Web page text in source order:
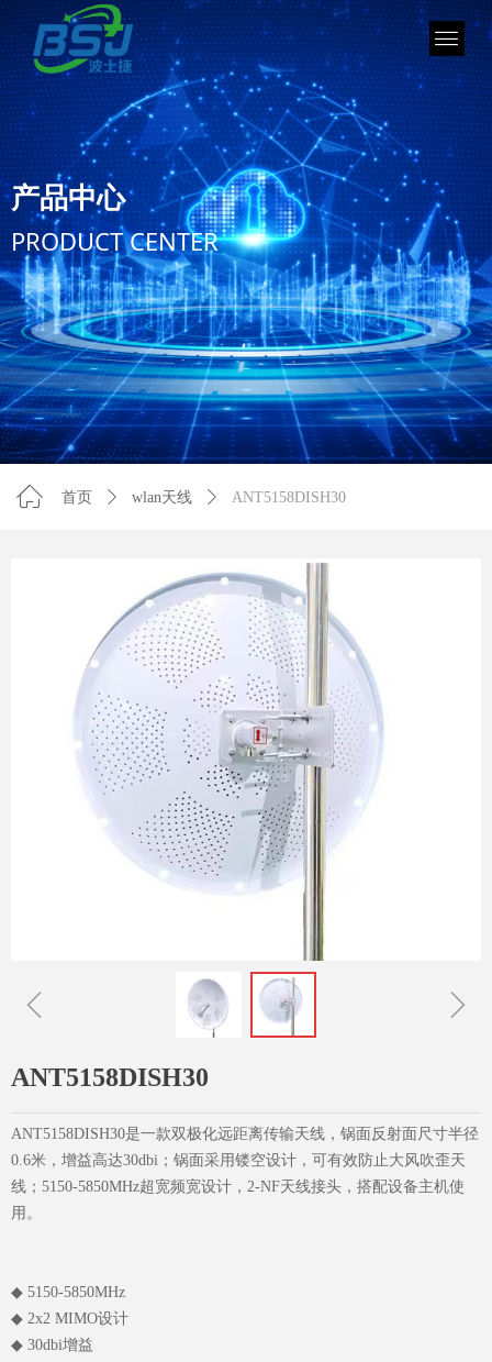
ꁆ ꁇ
ANT5158DISH30
ꀇ 首页 ꄲ wlan天线 ꄲ ANT5158DISH30
产品中心
PRODUCT CENTER
ANT5158DISH30是一款双极化远距离传输天线，锅面反射面尺寸半径
0.6米，增益高达30dbi；锅面采用镂空设计，可有效防止大风吹歪天
线；5150-5850MHz超宽频宽设计，2-NF天线接头，搭配设备主机使
用。
◆ 5150-5850MHz
◆ 2x2 MIMO设计
◆ 30dbi增益